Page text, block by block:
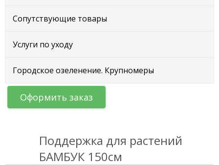
Сопутствующие товары
Услуги по уходу
Городское озеленение. Крупномеры
Оформить заказ
Поддержка для растений
БАМБУК 150см